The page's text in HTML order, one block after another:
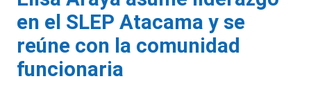
en el SLEP Atacama y se
reúne con la comunidad
funcionaria